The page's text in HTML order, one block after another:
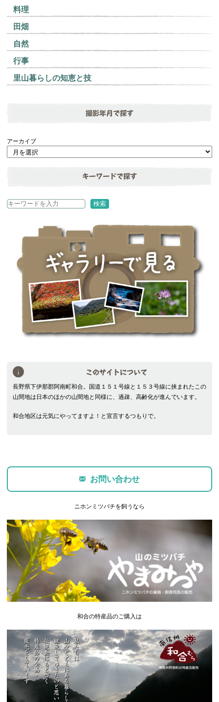
料理
田畑
自然
行事
里山暮らしの知恵と技
撮影年月で探す
アーカイブ
キーワードで探す
検
検索
このサイトについて
長野県下伊那郡阿南町和合。国道１５１号線と１５３号線に挟まれたこの
山間地は日本のほかの山間地と同様に、過疎、高齢化が進んでいます。
和合地区は元気にやってますよ！と宣言するつもりで。
お問い合わせ
ニホンミツバチを飼うなら
和合の特産品のご購入は